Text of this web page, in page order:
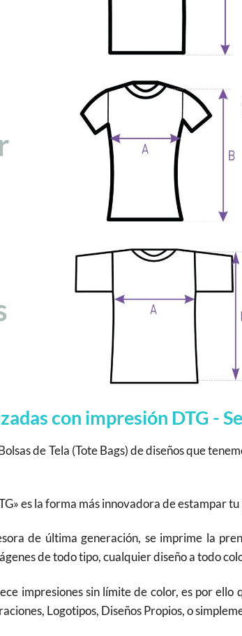
con impresión DTG -
de Tela (Tote Bags) de diseños que
es la forma más innovadora de estampar
de última generación, se imprime la
de todo tipo, cualquier diseño a todo
impresiones sin límite de color, es por
Logotipos, Diseños Propios, o